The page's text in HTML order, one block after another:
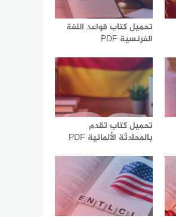
تحميل كتاب قواعد اللغة
الفرنسية PDF
تحميل كتاب تقدم
بالمحادثة الألمانية PDF